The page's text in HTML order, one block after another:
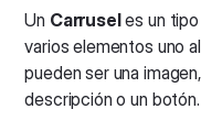
Un Carruseles un tipo
varios elementos uno
pueden ser una
descripción o un botón.